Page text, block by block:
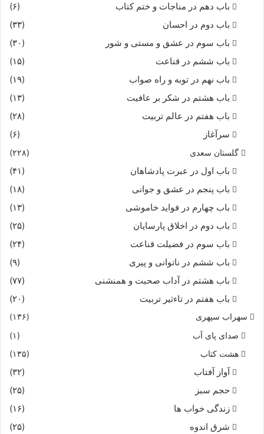
باب دهم در مناجات و ختم کتاب
(۶)
باب دوم در احسان
(۳۳)
باب سوم در عشق و مستی و شور
(۳۰)
باب ششم در قناعت
(۱۵)
باب نهم در توبه و راه صواب
(۱۹)
باب هشتم در شکر بر عافیت
(۱۳)
باب هفتم در عالم تربیت
(۲۸)
سرآغاز
(۶)
گلستان سعدی (۲۲۸)
باب اول در عبرت پادشاهان
(۴۱)
باب پنجم در عشق و جوانى
(۱۸)
باب چهارم در فواید خاموشى
(۱۳)
باب دوم در اخلاق پارسایان
(۲۵)
باب سوم در فضیلت قناعت
(۲۴)
باب ششم در ناتوانى و پیرى
(۹)
باب هشتم در آداب صحبت و همنشنى
(۷۷)
باب هفتم در تاءثیر تربیت
(۲۰)
سهراب سپهری (۱۳۶)
صدای پای آب
(۱)
هشت کتاب
(۱۳۵)
آواز آفتاب
(۳۲)
حجم سبز
(۲۵)
زندگی خواب ها
(۱۶)
شرق اندوه
(۲۵)